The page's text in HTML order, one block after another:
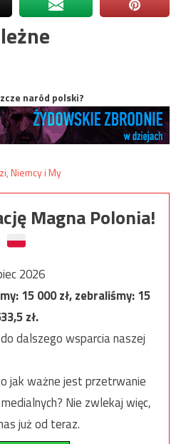
naród polski?
Magna Polonia!
2026
15 000zł, zebraliśmy:15
zł.
dalszego wsparcia naszej
jak ważne jest przetrwanie
Nie zwlekaj więc,
już od teraz.